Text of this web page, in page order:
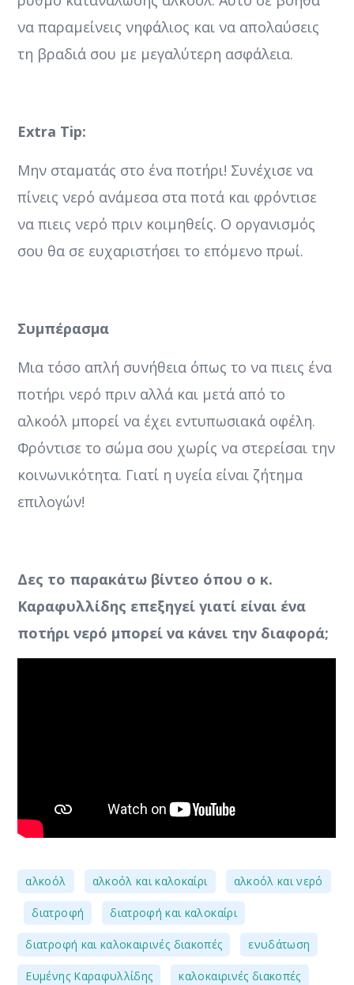
να παραμείνεις νηφάλιος και να απολαύσεις
τη βραδιά σου με μεγαλύτερη ασφάλεια.
Extra Tip:
Μην σταματάς στο ένα ποτήρι! Συνέχισε να
πίνεις νερό ανάμεσα στα ποτά και φρόντισε
να πιεις νερό πριν κοιμηθείς. Ο οργανισμός
σου θα σε ευχαριστήσει το επόμενο πρωί.
Συμπέρασμα
Μια τόσο απλή συνήθεια όπως το να πιεις ένα
ποτήρι νερό πριν αλλά και μετά από το
αλκοόλ μπορεί να έχει εντυπωσιακά οφέλη.
Φρόντισε το σώμα σου χωρίς να στερείσαι την
κοινωνικότητα. Γιατί η υγεία είναι ζήτημα
επιλογών!
Δες το παρακάτω βίντεο όπου ο κ.
Καραφυλλίδης επεξηγεί γιατί είναι ένα
ποτήρι νερό μπορεί να κάνει την διαφορά;
αλκοόλ αλκοόλ και καλοκαίρι αλκοόλ και νερό
διατροφή διατροφή και καλοκαίρι
διατροφή και καλοκαιρινές διακοπές ενυδάτωση
Ευμένης Καραφυλλίδης καλοκαιρινές διακοπές